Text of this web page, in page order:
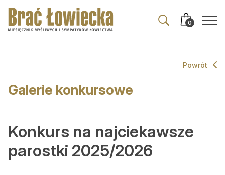
Przejdź
nawigacji
Przejdź
treści
0
Galerie konkursowe
Powrót
Konkurs na najciekawsze
parostki 2025/2026